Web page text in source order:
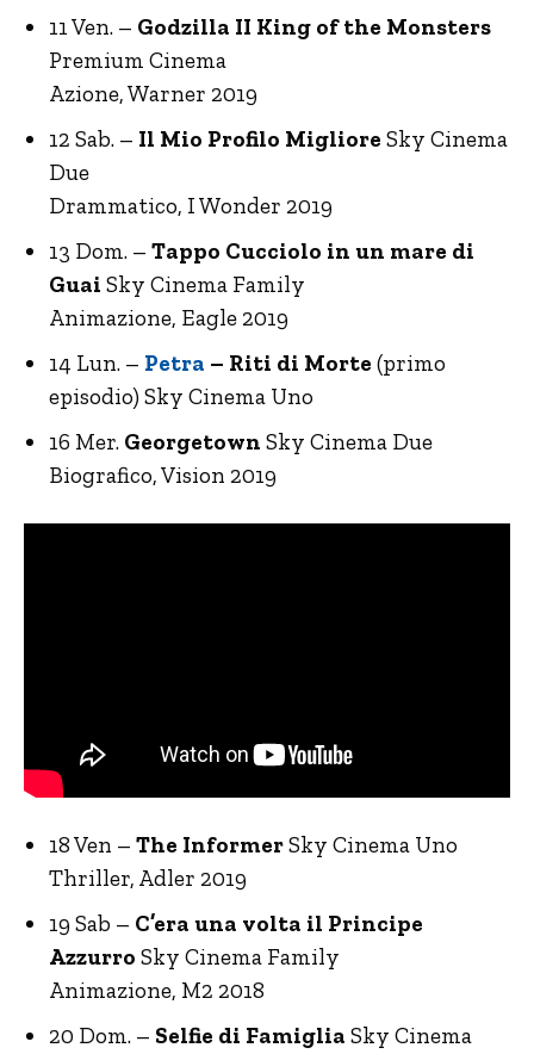
11 Ven. – Godzilla II King of the Monsters
Premium Cinema
Azione, Warner 2019
12 Sab. – Il Mio Profilo Migliore Sky Cinema
Due
Drammatico, I Wonder 2019
13 Dom. – Tappo Cucciolo in un mare di
Guai Sky Cinema Family
Animazione, Eagle 2019
14 Lun. – Petra – Riti di Morte (primo
episodio) Sky Cinema Uno
16 Mer. Georgetown Sky Cinema Due
Biografico, Vision 2019
18 Ven – The InformerSky Cinema Uno
Thriller, Adler 2019
19 Sab – C’era una volta il Principe
Azzurro Sky Cinema Family
Animazione, M2 2018
20 Dom. – Selfie di Famiglia Sky Cinema